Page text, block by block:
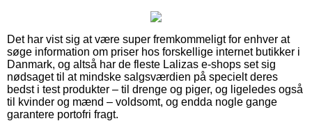
Det har vist sig at være super fremkommeligt for enhver at
søge information om priser hos forskellige internet butikker i
Danmark, og altså har de fleste Lalizas e-shops set sig
nødsaget til at mindske salgsværdien på specielt deres
bedst i test produkter – til drenge og piger, og ligeledes også
til kvinder og mænd – voldsomt, og endda nogle gange
garantere portofri fragt.